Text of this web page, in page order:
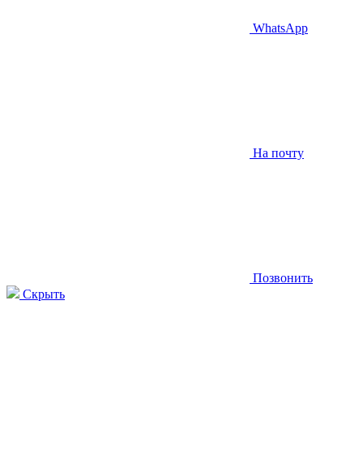
WhatsApp
На почту
Позвонить
Скрыть